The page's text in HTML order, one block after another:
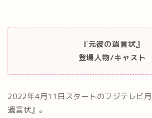
『元彼の遺言状』
登場人物/キャスト
2022年4月11日スタートのフジテレビ
遺言状』。